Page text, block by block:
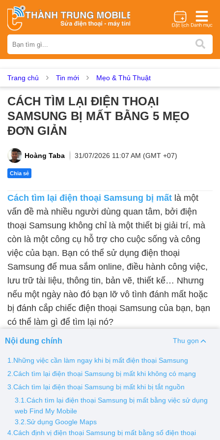
iPhone Samsung Oppo Xiaomi Realme Vivo
Asus Sony Vertu LG Tecno
Dịch vụ sửa chữa
Thay màn hình Thay camera
Thay mic Thay rung Thay main Unlock - Mở Khoá
Màn hình Vsmart Màn hình Google Pixel
Thay pin
Pin iPhone Pin Samsumg Pin Oppo Pin Xiaomi
Pin Realme
Thay vỏ
Vỏ iPhone Vỏ Samsung Vỏ Xiaomi Vỏ Oppo
Vỏ Huawei Vỏ Vivo
Trang chủ Tin mới Mẹo & Thủ Thuật
CÁCH TÌM LẠI ĐIỆN THOẠI
SAMSUNG BỊ MẤT BẰNG 5 MẸO
ĐƠN GIẢN
Hoàng Taba 31/07/2026 11:07 AM (GMT +07)
Chia sẻ
Cách tìm lại điện thoại Samsung bị mất là một
vấn đề mà nhiều người dùng quan tâm, bởi điện
thoại Samsung không chỉ là một thiết bị giải trí, mà
còn là một công cụ hỗ trợ cho cuộc sống và công
việc của bạn. Bạn có thể sử dụng điện thoại
Samsung để mua sắm online, điều hành công việc,
lưu trữ tài liệu, thông tin, bản vẽ, thiết kế… Nhưng
nếu một ngày nào đó bạn lỡ vô tình đánh mất hoặc
bị đánh cắp chiếc điện thoại Samsung của bạn, bạn
có thể làm gì để tìm lại nó?
Nội dung chính Thu gọn
1.Những việc cần làm ngay khi bị mất điện thoại Samsung
2.Cách tìm lại điện thoại Samsung bị mất khi không có mạng
3.Cách tìm lại điện thoại Samsung bị mất khi bị tắt nguồn
3.1.Cách tìm lại điện thoại Samsung bị mất bằng việc sử dụng
web Find My Mobile
3.2.Sử dụng Google Maps
4.Cách định vị điện thoại Samsung bị mất bằng số điện thoại